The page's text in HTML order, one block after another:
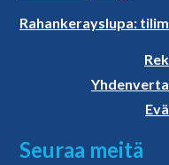
Rahankerayslupa:
Seuraa meitä